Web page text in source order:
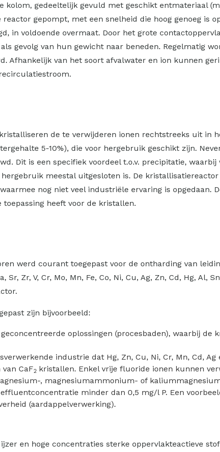
kolom, gedeeltelijk gevuld met geschikt entmateriaal
gepompt, met een snelheid die hoog genoeg is
in voldoende overmaat. Door het grote
gevolg van hun gewicht naar beneden. Regelmatig
Afhankelijk van het soort afvalwater en ion kunnen
de te verwijderen ionen rechtstreeks uit in
5-10%), die voor hergebruik geschikt zijn.
Dit is een specifiek voordeel t.o.v. precipitatie,
meestal uitgesloten is. De
nog niet veel industriële ervaring is opgedaan.
heeft voor de kristallen.
werd courant toegepast voor de ontharding van
Zr, V, Cr, Mo, Mn, Fe, Co, Ni, Cu, Ag, Zn, Cd, Hg, Al,
zijn bijvoorbeeld:
oplossingen (procesbaden), waarbij
industrie dat Hg, Zn, Cu, Ni, Cr, Mn, Cd,
CaF2 kristallen. Enkel vrije fluoride ionen kunnen
, magnesiumammonium- of
minder dan 0,5 mg/l P. Een
(aardappelverwerking).
en hoge concentraties sterke oppervlakteactieve